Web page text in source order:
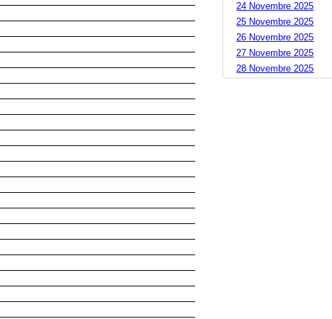
24 Novembre 2025
25 Novembre 2025
26 Novembre 2025
27 Novembre 2025
28 Novembre 2025